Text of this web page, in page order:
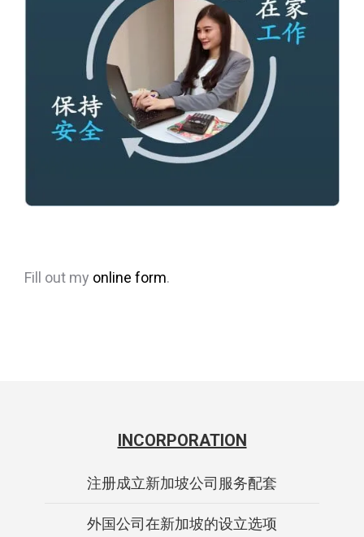
Fill out my online form.
INCORPORATION
注册成立新加坡公司服务配套
外国公司在新加坡的设立选项